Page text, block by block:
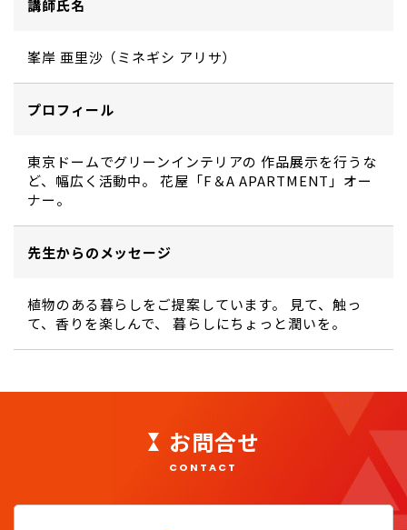
講師氏名
峯岸 亜里沙（ミネギシ アリサ）
プロフィール
東京ドームでグリーンインテリアの 作品展示を行うな
ど、幅広く活動中。 花屋「F＆A APARTMENT」オー
ナー。
先生からのメッセージ
植物のある暮らしをご提案しています。 見て、触っ
て、香りを楽しんで、 暮らしにちょっと潤いを。
お問合せ
CONTACT